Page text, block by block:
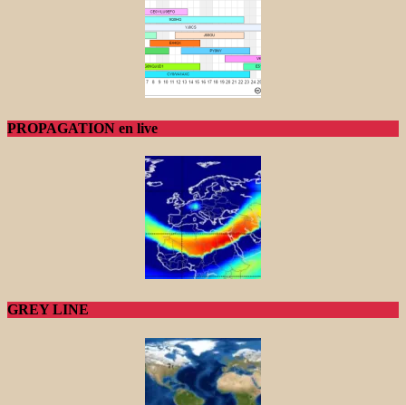
PROPAGATION en live
GREY LINE